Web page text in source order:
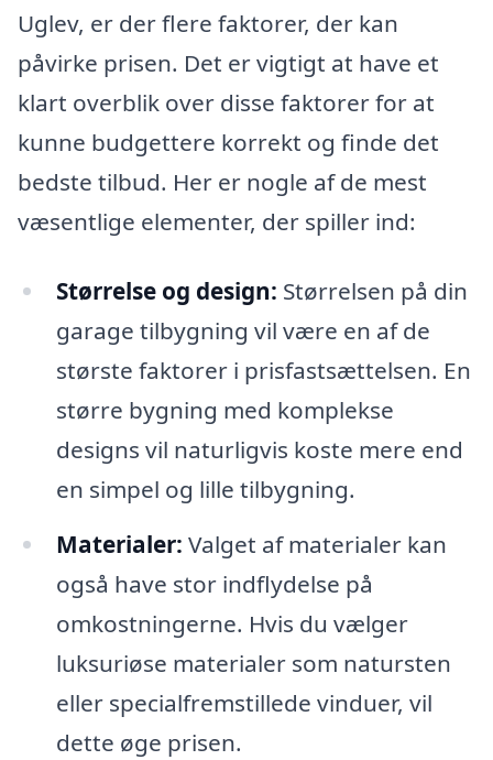
Uglev, er der flere faktorer, der kan
påvirke prisen. Det er vigtigt at have et
klart overblik over disse faktorer for at
kunne budgettere korrekt og finde det
bedste tilbud. Her er nogle af de mest
væsentlige elementer, der spiller ind:
Størrelse og design: Størrelsen på din
garage tilbygning vil være en af de
største faktorer i prisfastsættelsen. En
større bygning med komplekse
designs vil naturligvis koste mere end
en simpel og lille tilbygning.
Materialer: Valget af materialer kan
også have stor indflydelse på
omkostningerne. Hvis du vælger
luksuriøse materialer som natursten
eller specialfremstillede vinduer, vil
dette øge prisen.